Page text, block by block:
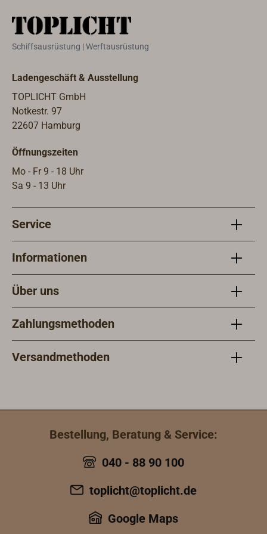
Abgasrohrleitung.Z
u empfehlen bei
langen oder
Abgasführungen.Lä
nge 330 mm.
trägt dazu bei,
Betriebstemperatur
unverbrannte
Rauchentwicklung.
Gitterstruktur
die
feiner Rußpartikel.
Schiffsausrüstung | Werftausrüstung
Ladengeschäft & Ausstellung
TOPLICHT GmbH
Notkestr. 97
22607 Hamburg
Öffnungszeiten
Mo - Fr 9 - 18 Uhr
Sa 9 - 13 Uhr
Service
Informationen
Über uns
Zahlungsmethoden
Versandmethoden
Bestellung, Beratung & Service:
040 - 88 90 100
toplicht@toplicht.de
Google Maps